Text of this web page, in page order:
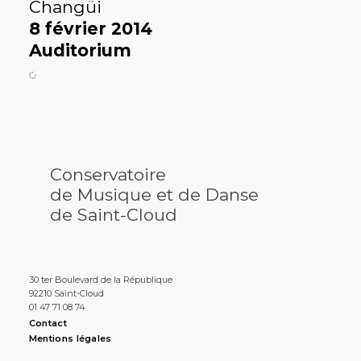
Changüi
8 février 2014
Auditorium
Conservatoire
de Musique et de Danse
de Saint-Cloud
30 ter Boulevard de la République
92210 Saint-Cloud
01 47 71 08 74
Contact
Mentions légales